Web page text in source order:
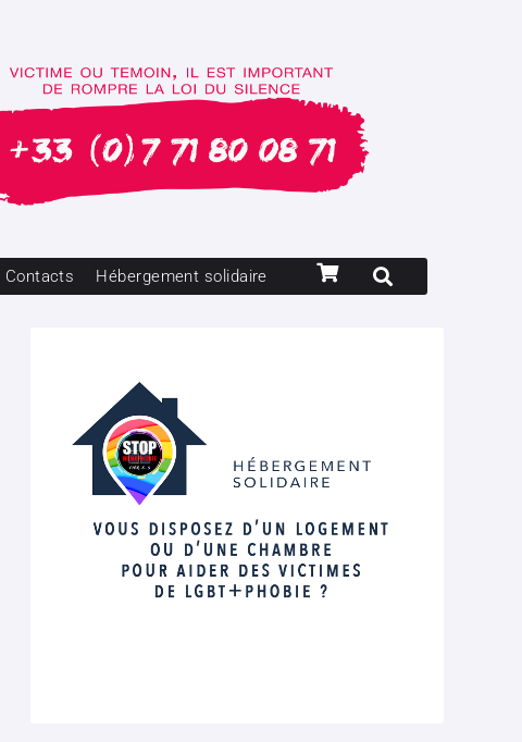
Contacts Hébergement solidaire